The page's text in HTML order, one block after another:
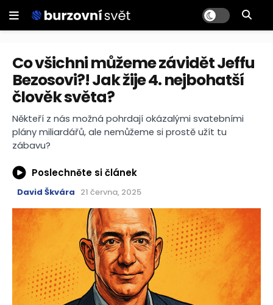
Co všichni můžeme závidět Jeffu
Bezosovi?! Jak žije 4. nejbohatší
člověk světa?
Někteří z nás možná pohrdají okázalými svatebními
plány miliardářů, ale nemůžeme si prostě užít tu
zábavu?
Poslechněte si článek
David Škvára 21 června, 2025